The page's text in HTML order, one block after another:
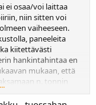
ei osaa/voi laittaa
niin sitten voi
vaiheeseen.
paneeleita
kiitettävästi
hankintahintaa en
mukaan, että
n. tonnin
forniuksen hintoja
niitä reilusti